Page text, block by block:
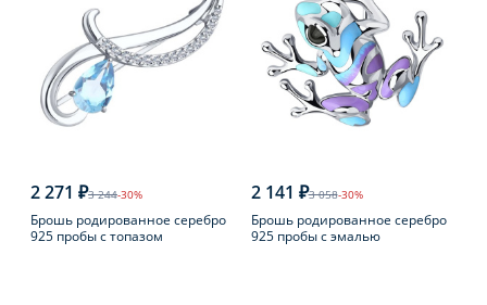
2 271 ₽3 244-30%
Брошь родированное серебро
925 пробы с топазом
2 141 ₽3 058-30%
Брошь родированное серебро
925 пробы с эмалью